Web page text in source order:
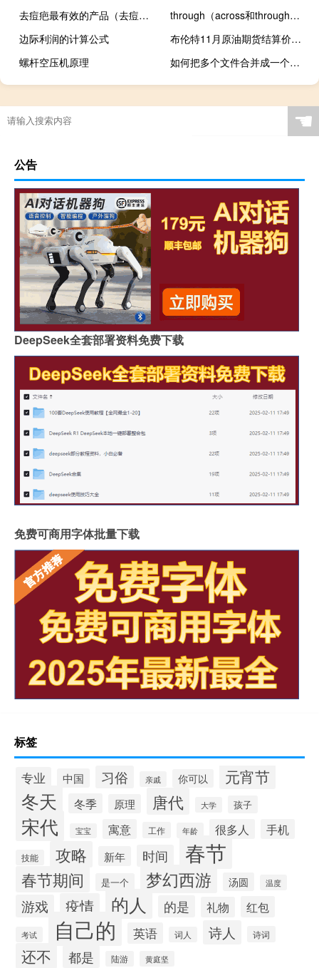
去痘疤最有效的产品（去痘疤产品排名）
through（across和through的区别）
边际利润的计算公式
布伦特11月原油期货结算价收涨1.42美元涨幅1.56%报92.06美元/桶
螺杆空压机原理
如何把多个文件合并成一个文件（如何把多个文件合并成一个文件）
☚
公告
DeepSeek全套部署资料免费下载
免费可商用字体批量下载
标签
专业 中国 习俗 亲戚 你可以 元宵节
冬天 冬季 原理 唐代 大学 孩子
宋代 宝宝 寓意 工作 年龄 很多人 手机
技能 攻略 新年 时间 春节
春节期间 是一个 梦幻西游 汤圆 温度
游戏 疫情 的人 的是 礼物 红包
考试 自己的 英语 词人 诗人 诗词
还不 都是 陆游 黄庭坚